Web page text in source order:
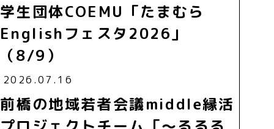
学生団体COEMU「たまむら
Englishフェスタ2026」
（8/9）
2026.07.16
前橋の地域若者会議middle縁活